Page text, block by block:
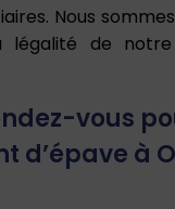
Nous
légalité de
vous
d’épave à